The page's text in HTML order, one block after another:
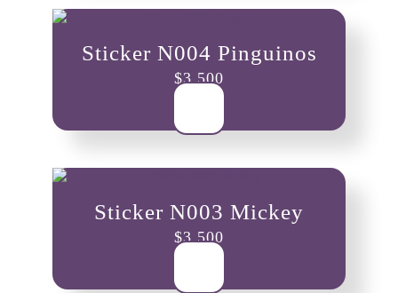
Sticker N004 Pinguinos
$3,500
Sticker N003 Mickey
$3,500